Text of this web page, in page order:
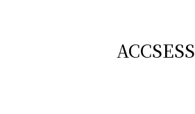
ACCSESS